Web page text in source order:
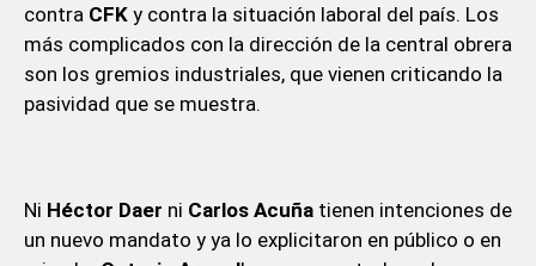
contra CFK y contra la situación laboral del país. Los
más complicados con la dirección de la central obrera
son los gremios industriales, que vienen criticando la
pasividad que se muestra.
Ni Héctor Daer ni Carlos Acuña tienen intenciones de
un nuevo mandato y ya lo explicitaron en público o en